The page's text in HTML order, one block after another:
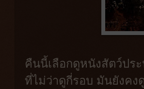
คืนนี้เลือกดูหนังสัตว์ปร
ที่ไม่ว่าดูกี่รอบ มันยังคง